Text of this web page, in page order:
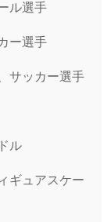
ル選手
ー選手
サッカー選手
ル
ギュアスケー